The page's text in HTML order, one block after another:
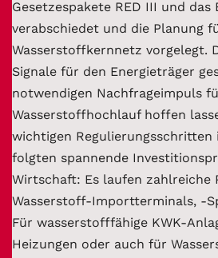
Gesetzespakete RED III und das
verabschiedet und die Planung
Wasserstoffkernnetz vorgelegt.
Signale für den Energieträger
notwendigen Nachfrageimpuls
Wasserstoffhochlauf hoffen
wichtigen Regulierungsschritten
folgten spannende
Wirtschaft: Es laufen zahlreiche
Wasserstoff-Importterminals, -
Für wasserstofffähige KWK-
Heizungen oder auch für